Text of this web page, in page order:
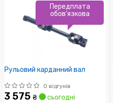
Рульовий карданний вал
0 відгуків
3 575 ₴
сьогодні
Передплата
обов'язкова